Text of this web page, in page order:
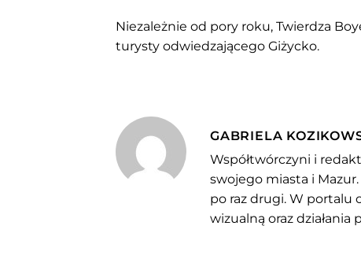
Niezależnie od pory roku, Twierdza
turysty odwiedzającego Giżycko.
GABRIELA
Współtwórczyni i
swojego miasta i
po raz drugi. W portalu
wizualną oraz działania